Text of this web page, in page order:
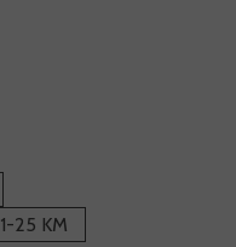
1-25 KM